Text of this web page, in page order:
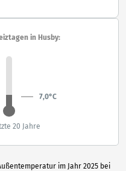
im Jahr 2025 bei
in Husby:
7,0°C
20 Jahre